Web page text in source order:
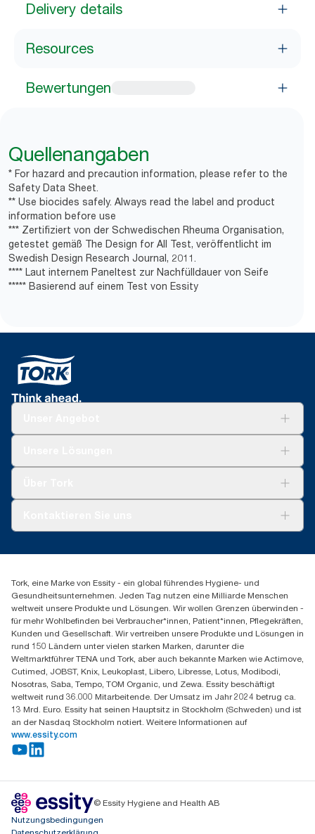
Delivery details
Resources
Bewertungen
Quellenangaben
* For hazard and precaution information, please refer to the
Safety Data Sheet.
** Use biocides safely. Always read the label and product
information before use
*** Zertifiziert von der Schwedischen Rheuma Organisation,
getestet gemäß The Design for All Test, veröffentlicht im
Swedish Design Research Journal, 2011.
**** Laut internem Paneltest zur Nachfülldauer von Seife
***** Basierend auf einem Test von Essity
Spenderreklamation
+41 (0)848/810152
Essity Switzerland AG
Parkstraße 1b
6214 Schenkon
Mo-Do 8:00-16:30 | Fr 8:00-15:00
GLN: 7609999000928
Tork, eine Marke von Essity - ein global führendes Hygiene- und
Gesundheitsunternehmen. Jeden Tag nutzen eine Milliarde Menschen
weltweit unsere Produkte und Lösungen. Wir wollen Grenzen überwinden -
für mehr Wohlbefinden bei Verbraucher*innen, Patient*innen, Pflegekräften,
Kunden und Gesellschaft. Wir vertreiben unsere Produkte und Lösungen in
rund 150 Ländern unter vielen starken Marken, darunter die
Weltmarktführer TENA und Tork, aber auch bekannte Marken wie Actimove,
Cutimed, JOBST, Knix, Leukoplast, Libero, Libresse, Lotus, Modibodi,
Nosotras, Saba, Tempo, TOM Organic, und Zewa. Essity beschäftigt
weltweit rund 36.000 Mitarbeitende. Der Umsatz im Jahr 2024 betrug ca.
13 Mrd. Euro. Essity hat seinen Hauptsitz in Stockholm (Schweden) und ist
an der Nasdaq Stockholm notiert. Weitere Informationen auf
www.essity.com
© Essity Hygiene and Health AB
Nutzungsbedingungen